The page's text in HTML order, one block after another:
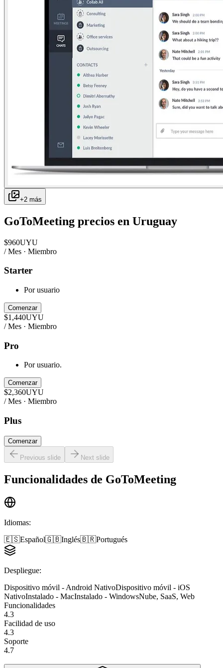
+2 más
GoToMeeting precios en Uruguay
$960UYU
/ Mes · Miembro
Starter
Por usuario
Comenzar
$1,440UYU
/ Mes · Miembro
Pro
Por usuario.
Comenzar
$2,360UYU
/ Mes · Miembro
Plus
Comenzar
Previous slide Next slide
Funcionalidades de GoToMeeting
Idiomas:
🇪🇸Español🇬🇧Inglés🇧🇷Portugués
Despliegue:
Dispositivo móvil - Android NativoDispositivo móvil - iOS
NativoInstalado - MacInstalado - WindowsNube, SaaS, Web
Funcionalidades
4.3
Facilidad de uso
4.3
Soporte
4.7